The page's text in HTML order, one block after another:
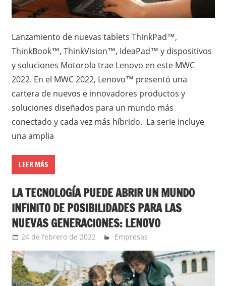
Lanzamiento de nuevas tablets ThinkPad™,
ThinkBook™, ThinkVision™, IdeaPad™ y dispositivos
y soluciones Motorola trae Lenovo en este MWC
2022. En el MWC 2022, Lenovo™ presentó una
cartera de nuevos e innovadores productos y
soluciones diseñados para un mundo más
conectado y cada vez más híbrido. La serie incluye
una amplia
LEER MÁS
LA TECNOLOGÍA PUEDE ABRIR UN MUNDO
INFINITO DE POSIBILIDADES PARA LAS
NUEVAS GENERACIONES: LENOVO
24 de febrero de 2022 Ernesto Herrera
Empresas